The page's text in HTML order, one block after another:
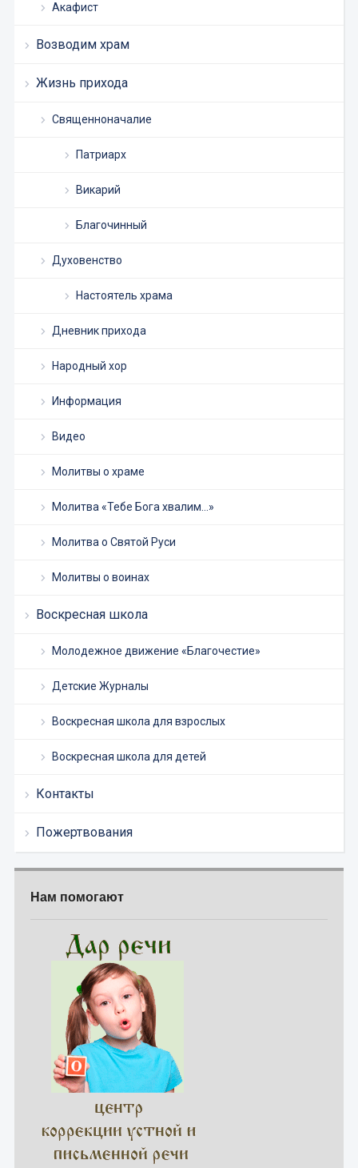
Акафист
Возводим храм
Жизнь прихода
Священноначалие
Патриарх
Викарий
Благочинный
Духовенство
Настоятель храма
Дневник прихода
Народный хор
Информация
Видео
Молитвы о храме
Молитва «Тебе Бога хвалим…»
Молитва о Святой Руси
Молитвы о воинах
Воскресная школа
Молодежное движение «Благочестие»
Детские Журналы
Воскресная школа для взрослых
Воскресная школа для детей
Контакты
Пожертвования
Нам помогают